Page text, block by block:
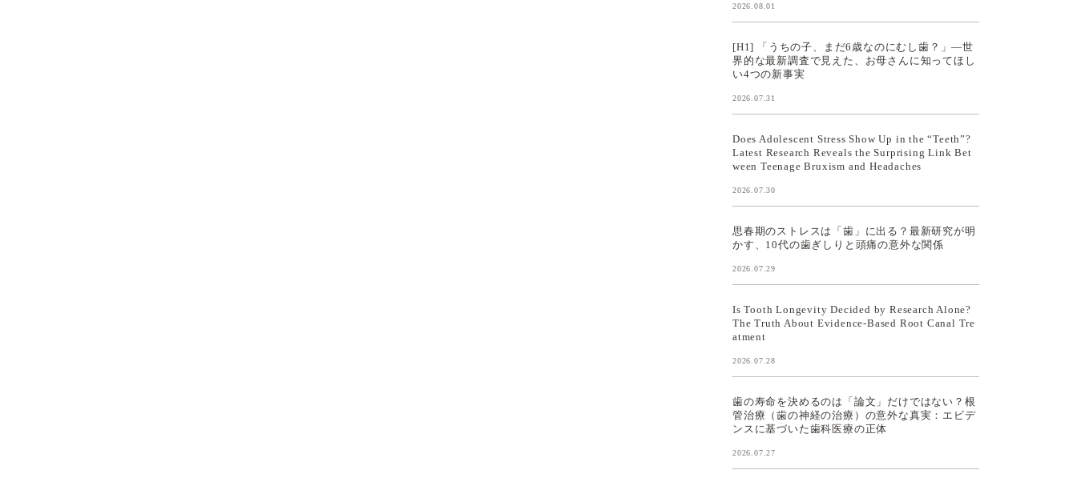
2026.08.01
[H1] 「うちの子、まだ6歳なのにむし歯？」—世
界的な最新調査で見えた、お母さんに知ってほし
い4つの新事実
2026.07.31
Does Adolescent Stress Show Up in the “Teeth”?
Latest Research Reveals the Surprising Link Bet
ween Teenage Bruxism and Headaches
2026.07.30
思春期のストレスは「歯」に出る？最新研究が明
かす、10代の歯ぎしりと頭痛の意外な関係
2026.07.29
Is Tooth Longevity Decided by Research Alone?
The Truth About Evidence-Based Root Canal Tre
atment
2026.07.28
歯の寿命を決めるのは「論文」だけではない？根
管治療（歯の神経の治療）の意外な真実：エビデ
ンスに基づいた歯科医療の正体
2026.07.27